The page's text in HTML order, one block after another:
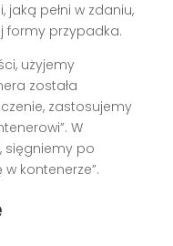
jaką pełni w zdaniu,
formy przypadka.
użyjemy
została
zastosujemy
W
sięgniemy po
kontenerze”.